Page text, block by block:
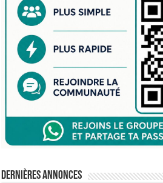
Dernières annonces